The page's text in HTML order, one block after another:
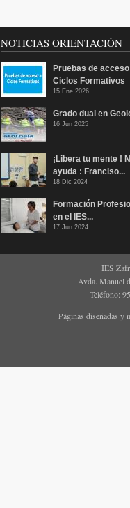
NOTICIAS ORIENTACIÓN
Pruebas de
Ciclos Formativos
15 Ene 2026
Grado dual en
16 Jun 2025
¡Libera tu mente !
ayuda : Franciso...
18 Dic 2024
Formación
en el IES...
17 Jun 2024
IES
Avda. Manuel
Teléfono:
Páginas diseñadas y